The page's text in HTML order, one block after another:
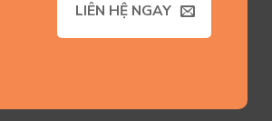
LIÊN HỆ NGAY